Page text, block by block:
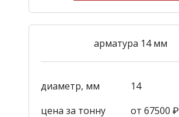
арматура 14 мм
диаметр, мм
14
цена за тонну
от 67500 ₽